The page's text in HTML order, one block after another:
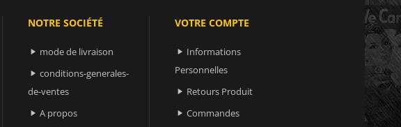
NOTRE SOCIÉTÉ
 mode de livraison
 conditions-generales-
de-ventes
 A propos
VOTRE COMPTE
 Informations
Personnelles
 Retours Produit
 Commandes